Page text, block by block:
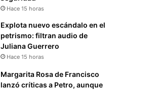
Hace 15 horas
Explota nuevo escándalo en el
petrismo: filtran audio de
Juliana Guerrero
Hace 15 horas
Margarita Rosa de Francisco
lanzó críticas a Petro, aunque